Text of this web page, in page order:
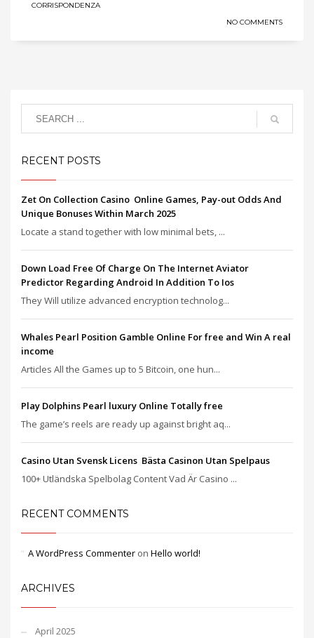
CORRISPONDENZA
NO COMMENTS
RECENT POSTS
Zet On Collection Casino ️ Online Games, Pay-out Odds And
Unique Bonuses Within March 2025
Locate a stand together with low minimal bets, ...
Down Load Free Of Charge On The Internet Aviator
Predictor Regarding Android In Addition To Ios
They Will utilize advanced encryption technolog...
Whales Pearl Position Gamble Online For free and Win A real
income
Articles All the Games up to 5 Bitcoin, one hun...
Play Dolphins Pearl luxury Online Totally free
The game’s reels are ready up against bright aq...
Casino Utan Svensk Licens ️ Bästa Casinon Utan Spelpaus
100+ Utländska Spelbolag Content Vad Är Casino ...
RECENT COMMENTS
A WordPress Commenter on Hello world!
ARCHIVES
April 2025